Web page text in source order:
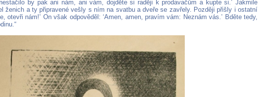
by pak ani nám, ani vám, dojděte si raději k prodavačům a kupte si.’ Jakmile
ženich a ty připravené vešly s ním na svatbu a dveře se zavřely. Později přišly i ostatní
otevři nám!’ On však odpověděl: ‘Amen, amen, pravím vám: Neznám vás.’ Bděte tedy,